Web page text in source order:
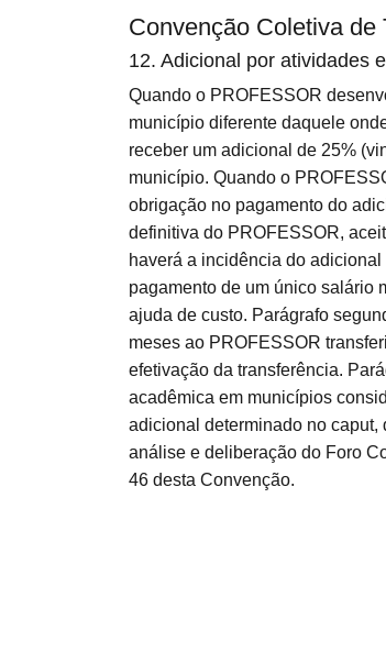
Convenção Coletiva
12. Adicional por atividades
Quando o PROFESSOR
município diferente daquele
receber um adicional de 25%
município. Quando o
obrigação no pagamento do
definitiva do PROFESSOR,
haverá a incidência do
pagamento de um único salário
ajuda de custo. Parágrafo
meses ao PROFESSOR
efetivação da transferência.
acadêmica em municípios
adicional determinado no caput,
análise e deliberação do Foro
46 desta Convenção.